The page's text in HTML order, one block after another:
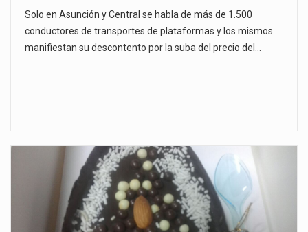
Solo en Asunción y Central se habla de más de 1.500
conductores de transportes de plataformas y los mismos
manifiestan su descontento por la suba del precio del…